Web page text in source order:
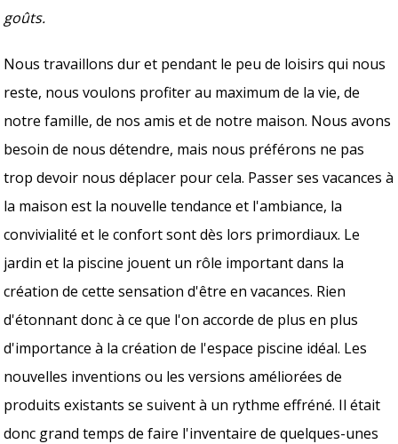
goûts.
Nous travaillons dur et pendant le peu de loisirs qui nous
reste, nous voulons profiter au maximum de la vie, de
notre famille, de nos amis et de notre maison. Nous avons
besoin de nous détendre, mais nous préférons ne pas
trop devoir nous déplacer pour cela. Passer ses vacances à
la maison est la nouvelle tendance et l'ambiance, la
convivialité et le confort sont dès lors primordiaux. Le
jardin et la piscine jouent un rôle important dans la
création de cette sensation d'être en vacances. Rien
d'étonnant donc à ce que l'on accorde de plus en plus
d'importance à la création de l'espace piscine idéal. Les
nouvelles inventions ou les versions améliorées de
produits existants se suivent à un rythme effréné. Il était
donc grand temps de faire l'inventaire de quelques-unes